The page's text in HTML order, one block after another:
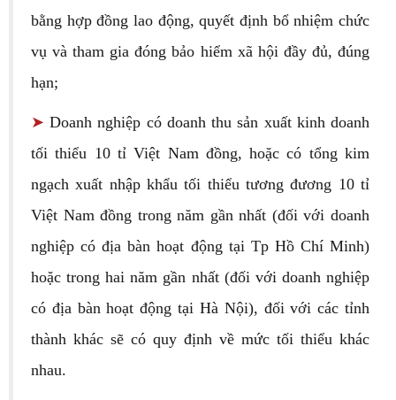
bằng hợp đồng lao động, quyết định bổ nhiệm chức
vụ và tham gia đóng bảo hiểm xã hội đầy đủ, đúng
hạn;
➤Doanh nghiệp có doanh thu sản xuất kinh doanh
tối thiểu 10 tỉ Việt Nam đồng, hoặc có tổng kim
ngạch xuất nhập khẩu tối thiểu tương đương 10 tỉ
Việt Nam đồng trong năm gần nhất (đối với doanh
nghiệp có địa bàn hoạt động tại Tp Hồ Chí Minh)
hoặc trong hai năm gần nhất (đối với doanh nghiệp
có địa bàn hoạt động tại Hà Nội), đối với các tỉnh
thành khác sẽ có quy định về mức tối thiểu khác
nhau.